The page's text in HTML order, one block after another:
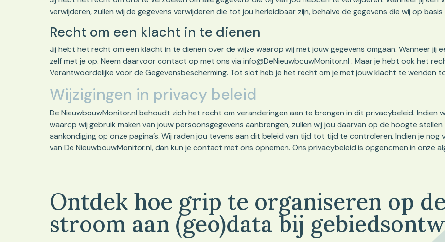
verwijderen, zullen wij de gegevens verwijderen die tot jou herleidbaar zijn, behalve de gegevens die wij op
Recht om een klacht in te dienen
Jij hebt het recht om een klacht in te dienen over de wijze waarop wij met jouw gegevens omgaan. Wanneer jij
zelf met je op. Neem daarvoor contact op met ons via info@DeNieuwbouwMonitor.nl . Maar je hebt ook het
Verantwoordelijke voor de Gegevensbescherming. Tot slot heb je het recht om je met jouw klacht te wenden
Wijzigingen in privacy beleid
De NieuwbouwMonitor.nl behoudt zich het recht om veranderingen aan te brengen in dit privacybeleid. Indien
waarop wij gebruik maken van jouw persoonsgegevens aanbrengen, zullen wij jou daarvan op de hoogte
aankondiging op onze pagina’s. Wij raden jou tevens aan dit beleid van tijd tot tijd te controleren. Indien je
van De NieuwbouwMonitor.nl, dan kun je contact met ons opnemen. Ons privacybeleid is opgenomen in onze
Ontdek hoe grip te organiseren op
stroom aan (geo)data bij